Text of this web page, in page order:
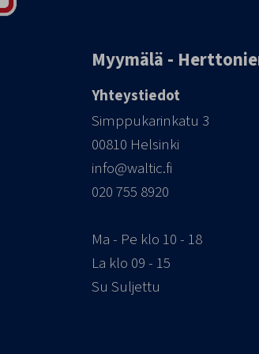
Myymälä -
Yhteystiedot
Simppukarinkatu 3
00810 Helsinki
info@waltic.fi
020 755 8920
Ma - Pe klo 10 - 18
La klo 09 - 15
Su Suljettu